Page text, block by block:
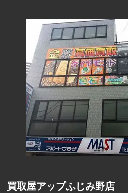
ファーマライ
ズホールディ
ングス(500円)
ヒラキ(2000円)
ヒマラヤ(1,000
円)
バロックジャ
パンリミテッ
ド(2,000円)
ハニーズ(500
円商品引換券)
買取屋アップふじみ野店